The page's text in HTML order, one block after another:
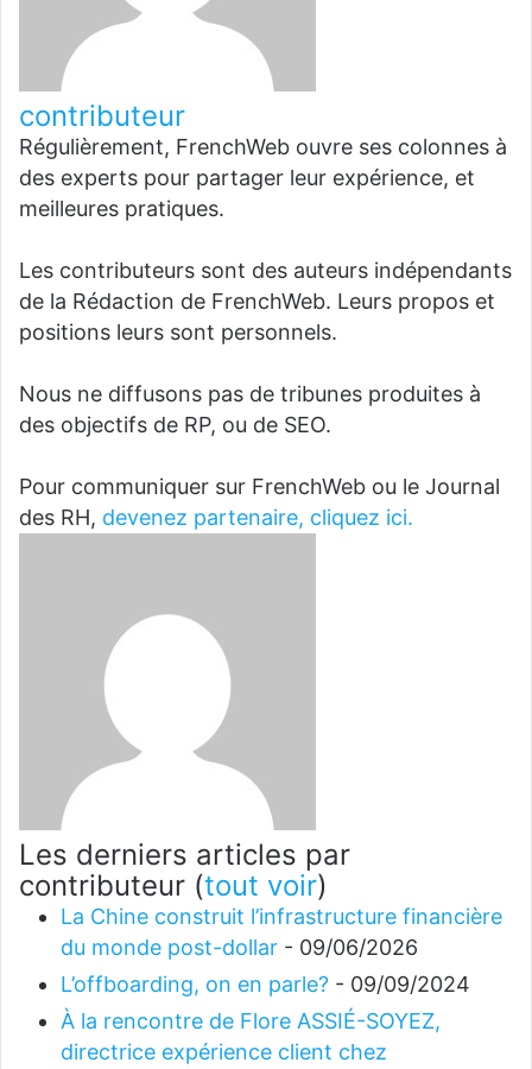
contributeur
Régulièrement, FrenchWeb ouvre ses colonnes à
des experts pour partager leur expérience, et
meilleures pratiques.
Les contributeurs sont des auteurs indépendants
de la Rédaction de FrenchWeb. Leurs propos et
positions leurs sont personnels.
Nous ne diffusons pas de tribunes produites à
des objectifs de RP, ou de SEO.
Pour communiquer sur FrenchWeb ou le Journal
des RH, devenez partenaire, cliquez ici.
Les derniers articles par
contributeur (tout voir)
La Chine construit l’infrastructure financière
du monde post-dollar - 09/06/2026
L’offboarding, on en parle? - 09/09/2024
À la rencontre de Flore ASSIÉ-SOYEZ,
directrice expérience client chez